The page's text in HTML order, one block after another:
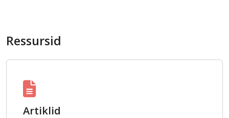
Ressursid
Artiklid